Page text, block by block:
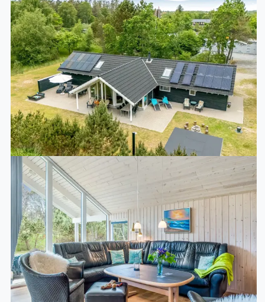
Küche
Die Küche ist mit Kühlschrank ausgestattet. Außerdem
gibt es 4 Induktions-Kochzonen, Umluftofen,
Mikrowelle sowie Geschirrspüler.
WC und Bad
Es gibt 2 Badezimmer mit Duschnische und 2 Toiletten.
Fußbodenheizung in 2 Badezimmern. Es steht eine
Sauna zur Verfügung in der Sie sich so richtig
entspannen können.
Draußen
Die Ferienunterkunft liegt auf einem 1250 m² großen
Naturgrundstück. Die Entfernung zum Meer beträgt
450 m. Die nächste Einkaufsmöglichkeit liegt 1000 m
entfernt. In einem Abstand von 7000 m gibt es einen
Golfplatz. Es steht ein offenes Terrassenareal zur
Verfügung. Außerdem gibt es überdachte Terrasse.
Schaukel. Sandkasten. Windschutzhütte. Außendusche.
Es steht ein Grill zur Verfügung. Es ist ein Ladestecker
für Elektroautos installiert. Mit einer Ladeleistung von